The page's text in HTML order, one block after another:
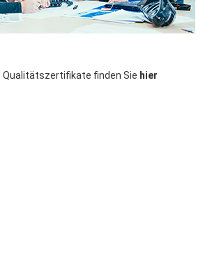
Qualitätszertifikate finden Sie hier